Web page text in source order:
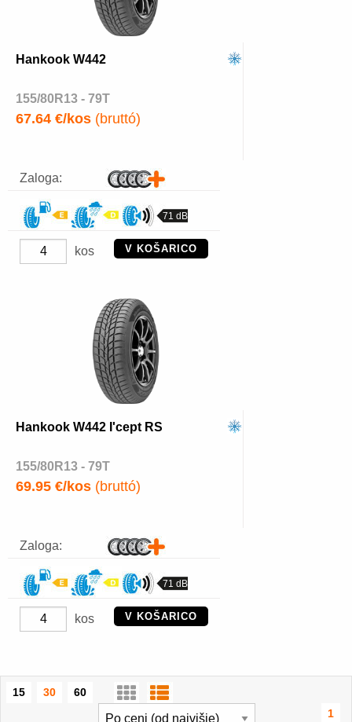
Hankook W442
155/80R13 - 79T
67.64 €/kos (bruttó)
Zaloga:
71 dB
kos V KOŠARICO
Hankook W442 I'cept RS
155/80R13 - 79T
69.95 €/kos (bruttó)
Zaloga:
71 dB
kos V KOŠARICO
15 30
60
1